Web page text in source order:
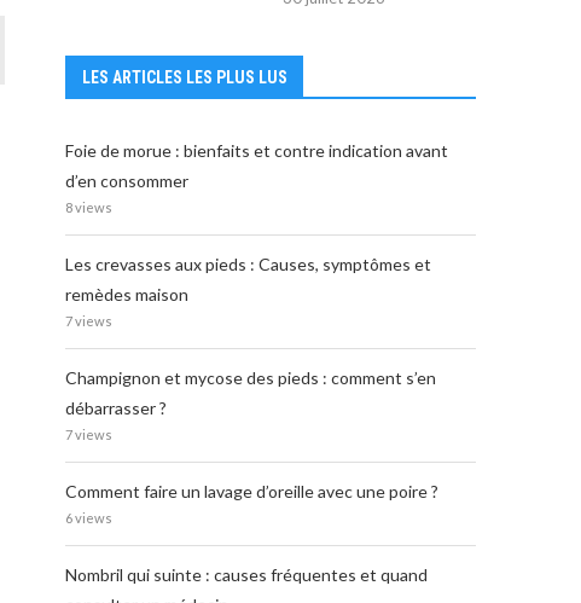
LES ARTICLES LES PLUS LUS
Foie de morue : bienfaits et contre indication avant
d’en consommer
8 views
Les crevasses aux pieds : Causes, symptômes et
remèdes maison
7 views
Champignon et mycose des pieds : comment s’en
débarrasser ?
7 views
Comment faire un lavage d’oreille avec une poire ?
6 views
Nombril qui suinte : causes fréquentes et quand